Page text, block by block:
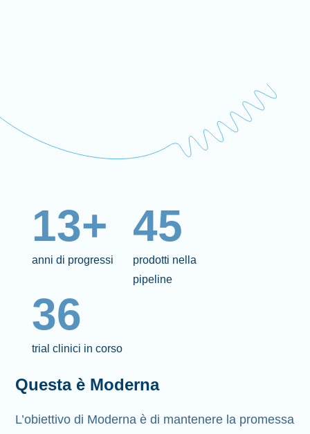
13+
anni di progressi
45
prodotti nella
pipeline
36
trial clinici in corso
Questa è Moderna
L’obiettivo di Moderna è di mantenere la promessa